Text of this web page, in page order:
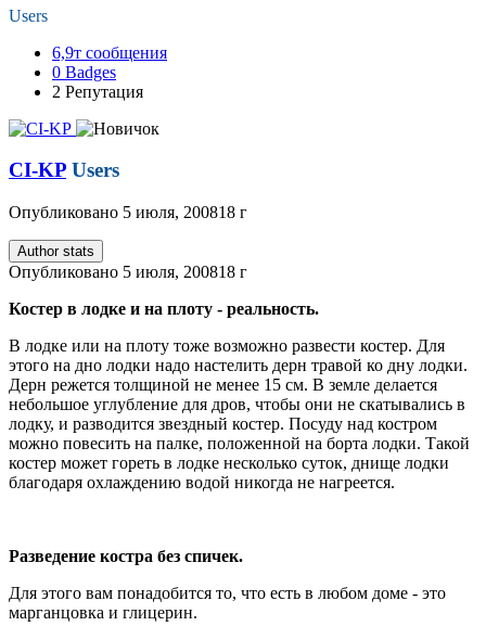
Users
6,9т сообщения
0 Badges
2 Репутация
CI-KP Users
Опубликовано 5 июля, 200818 г
Author stats
Опубликовано 5 июля, 200818 г
Костер в лодке и на плоту - реальность.
В лодке или на плоту тоже возможно развести костер. Для
этого на дно лодки надо настелить дерн травой ко дну лодки.
Дерн режется толщиной не менее 15 см. В земле делается
небольшое углубление для дров, чтобы они не скатывались в
лодку, и разводится звездный костер. Посуду над костром
можно повесить на палке, положенной на борта лодки. Такой
костер может гореть в лодке несколько суток, днище лодки
благодаря охлаждению водой никогда не нагреется.
Разведение костра без спичек.
Для этого вам понадобится то, что есть в любом доме - это
марганцовка и глицерин.